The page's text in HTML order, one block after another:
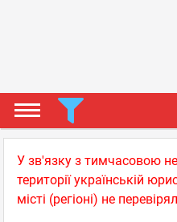
У зв'язку з тимчасовою
території українській
місті (регіоні) не